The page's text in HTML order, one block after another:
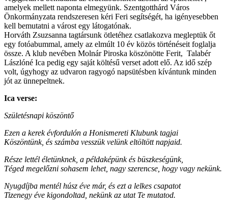
amelyek mellett naponta elmegyünk. Szentgotthárd Város
Önkormányzata rendszeresen kéri Feri segítségét, ha igényesebben
kell bemutatni a várost egy látogatónak.
Horváth Zsuzsanna tagtársunk ötletéhez csatlakozva megleptük őt
egy fotóabummal, amely az elmúlt 10 év közös történéseit foglalja
össze. A klub nevében Molnár Piroska köszönötte Ferit, Talabér
Lászlóné Ica pedig egy saját költésű verset adott elő. Az idő szép
volt, úgyhogy az udvaron ragyogó napsütésben kívántunk minden
jót az ünnepeltnek.
Ica verse:
Születésnapi köszöntő
Ezen a kerek évfordulón a Honismereti Klubunk tagjai
Köszöntünk, és számba vesszük velünk eltöltött napjaid.
Része lettél életünknek, a példaképünk és büszkeségünk,
Téged megelőzni sohasem lehet, nagy szerencse, hogy vagy nekünk.
Nyugdíjba mentél húsz éve már, és ezt a lelkes csapatot
Tizenegy éve kigondoltad, nekünk az utat Te mutatod.